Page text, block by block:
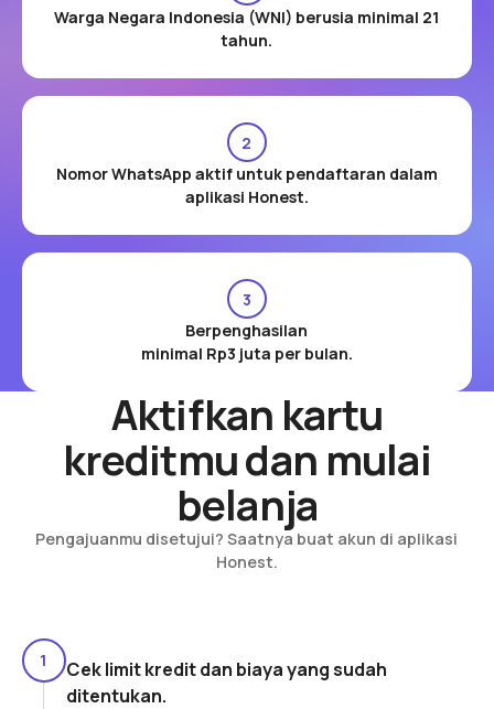
Warga Negara Indonesia (WNI) berusia minimal 21
tahun.
2
Nomor WhatsApp aktif untuk pendaftaran dalam
aplikasi Honest.
3
Berpenghasilan
minimal Rp3 juta per bulan.
Aktifkan kartu
kreditmu dan mulai
belanja
Pengajuanmu disetujui? Saatnya buat akun di aplikasi
Honest.
1
Cek limit kredit dan biaya yang sudah
ditentukan.